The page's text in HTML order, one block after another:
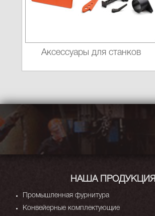
Аксессуары для станков
НАША ПРОДУКЦИЯ
Промышленная фурнитура
Конвейерные комплектующие